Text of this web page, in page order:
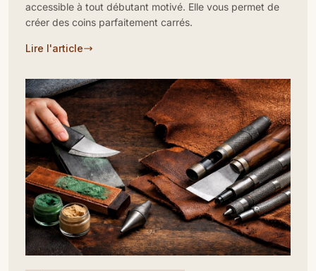
accessible à tout débutant motivé. Elle vous permet de
créer des coins parfaitement carrés.
Lire l'article